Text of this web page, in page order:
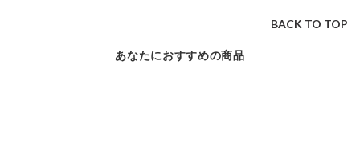
BACK TO TOP
あなたにおすすめの商品